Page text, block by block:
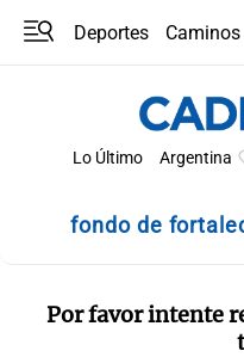
Deportes Caminos
Lo Último Argentina
fondo de
Por favor intente